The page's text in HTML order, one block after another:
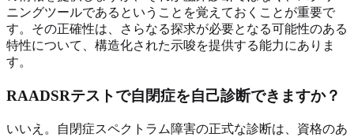
ニングツールであるということを覚えておくことが重要で
す。その正確性は、さらなる探求が必要となる可能性のある
特性について、構造化された示唆を提供する能力にありま
す。
RAADSRテストで自閉症を自己診断できますか？
いいえ。自閉症スペクトラム障害の正式な診断は、資格のあ